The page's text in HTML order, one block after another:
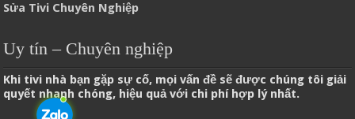
Sửa Tivi Chuyên Nghiệp
Uy tín – Chuyên nghiệp
Khi tivi nhà bạn gặp sự cố, mọi vấn đề sẽ được chúng tôi giải
quyết nhanh chóng, hiệu quả với chi phí hợp lý nhất.